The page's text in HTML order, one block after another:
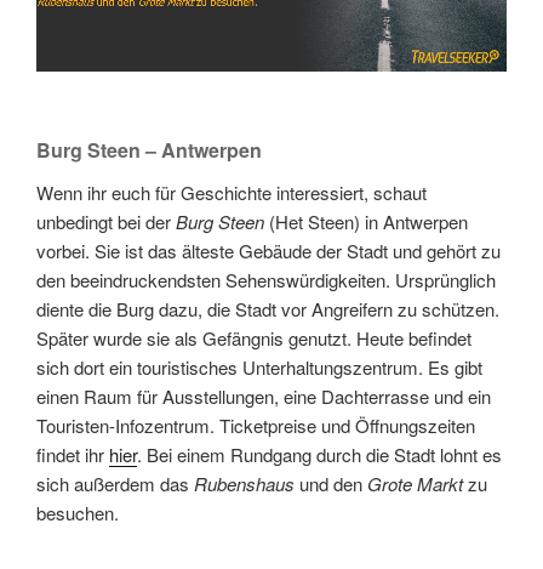
Burg Steen – Antwerpen
Wenn ihr euch für Geschichte interessiert, schaut
unbedingt bei derBurg Steen (Het Steen) in Antwerpen
vorbei. Sie ist das älteste Gebäude der Stadt und gehört zu
den beeindruckendsten Sehenswürdigkeiten. Ursprünglich
diente die Burg dazu, die Stadt vor Angreifern zu schützen.
Später wurde sie als Gefängnis genutzt. Heute befindet
sich dort ein touristisches Unterhaltungszentrum. Es gibt
einen Raum für Ausstellungen, eine Dachterrasse und ein
Touristen-Infozentrum. Ticketpreise und Öffnungszeiten
findet ihr hier. Bei einem Rundgang durch die Stadt lohnt es
sich außerdem das Rubenshaus und den Grote Marktzu
besuchen.